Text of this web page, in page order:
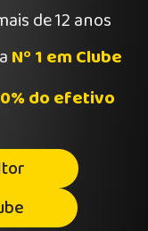
de 12 anos
Nº 1 em Clube
do efetivo